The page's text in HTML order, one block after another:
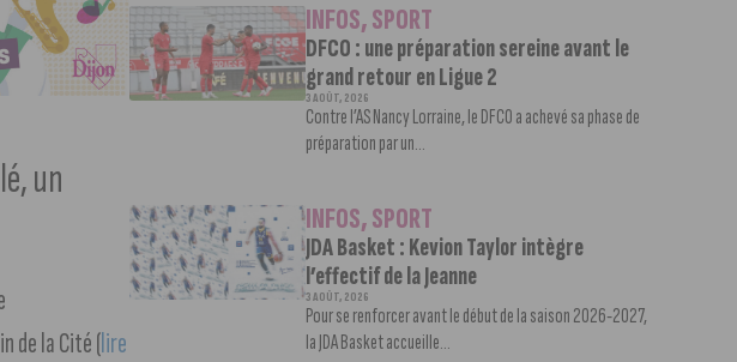
un
de la Cité (lire
INFOS,SPORT
DFCO : une préparation sereine avant le
grand retour en Ligue 2
3 AOÛT, 2026
Contre l’AS Nancy Lorraine, le DFCO a achevé sa phase de
préparation par un...
INFOS,SPORT
JDA Basket : Kevion Taylor intègre
l’effectif de la Jeanne
3 AOÛT, 2026
Pour se renforcer avant le début de la saison 2026-2027,
la JDA Basket accueille...